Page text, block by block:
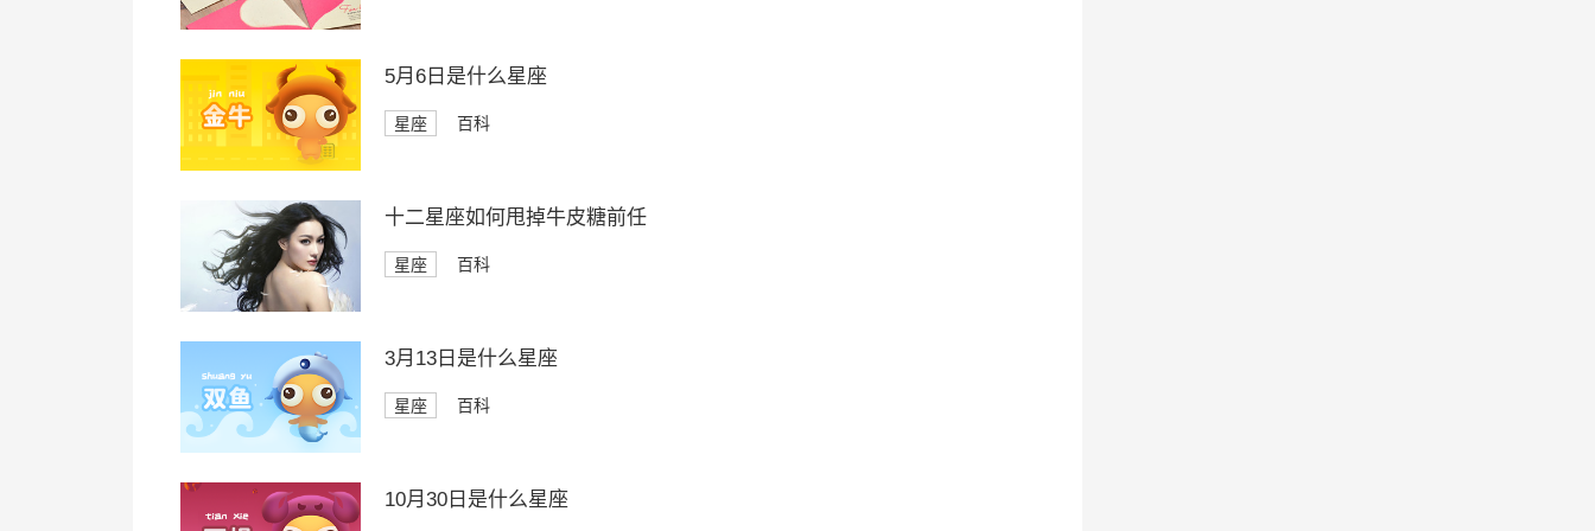
5月6日是什么星座
星座 百科
十二星座如何甩掉牛皮糖前任
星座 百科
3月13日是什么星座
星座 百科
10月30日是什么星座